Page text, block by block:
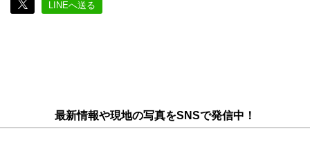
LINEへ送る
最新情報や現地の写真をSNSで発信中！